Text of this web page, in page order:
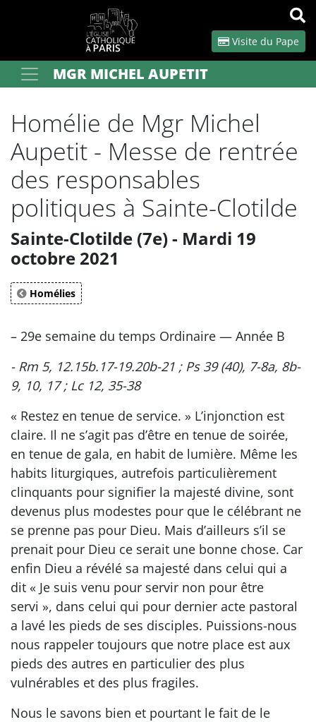
Visite du Pape
Votre rechercheMGR MICHEL AUPETIT
Homélie de Mgr Michel
Aupetit - Messe de rentrée
des responsables
politiques à Sainte-Clotilde
Sainte-Clotilde (7e) - Mardi 19
octobre 2021
Homélies
– 29e semaine du temps Ordinaire — Année B
- Rm 5, 12.15b.17-19.20b-21 ; Ps 39 (40), 7-8a, 8b-
9, 10, 17 ; Lc 12, 35-38
« Restez en tenue de service. » L’injonction est
claire. Il ne s’agit pas d’être en tenue de soirée,
en tenue de gala, en habit de lumière. Même les
habits liturgiques, autrefois particulièrement
clinquants pour signifier la majesté divine, sont
devenus plus modestes pour que le célébrant ne
se prenne pas pour Dieu. Mais d’ailleurs s’il se
prenait pour Dieu ce serait une bonne chose. Car
enfin Dieu a révélé sa majesté dans celui qui a
dit « Je suis venu pour servir non pour être
servi », dans celui qui pour dernier acte pastoral
a lavé les pieds de ses disciples. Puissions-nous
nous rappeler toujours que notre place est aux
pieds des autres en particulier des plus
vulnérables et des plus fragiles.
Nous le savons bien et pourtant le fait de le
Panneau de gestion des cookies